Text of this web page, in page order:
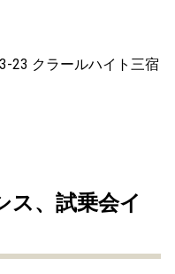
23 クラールハイト三宿
ス、試乗会イ